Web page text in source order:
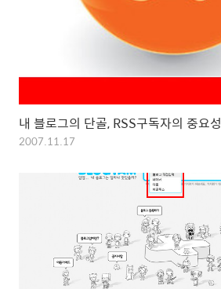
내 블로그의 단골, RSS구독자의 중요성
2007.11.17